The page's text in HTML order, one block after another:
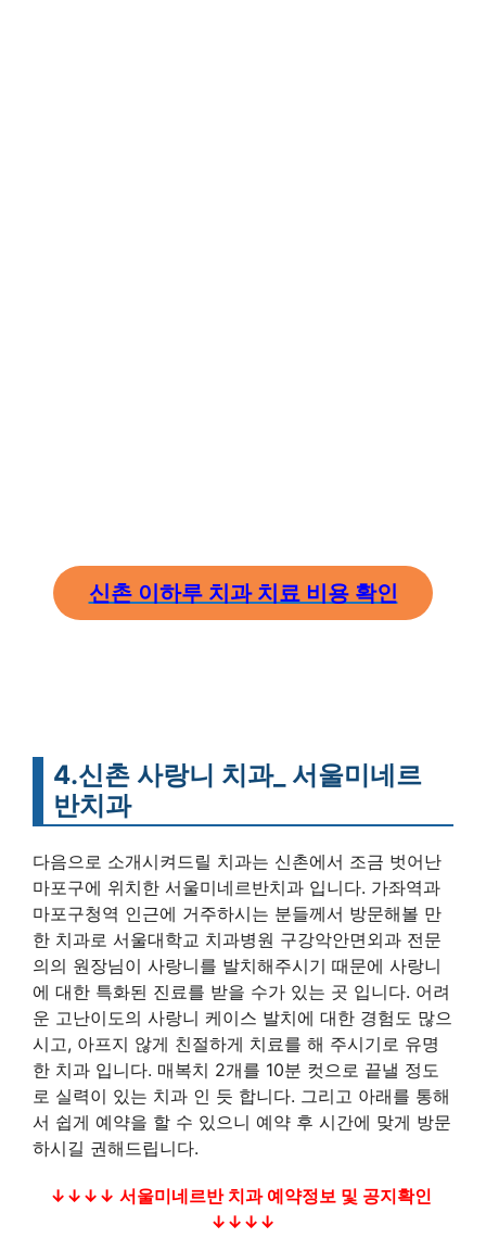
신촌 이하루 치과 치료 비용 확인
4.신촌 사랑니 치과_ 서울미네르
반치과
다음으로 소개시켜드릴 치과는 신촌에서 조금 벗어난
마포구에 위치한 서울미네르반치과 입니다. 가좌역과
마포구청역 인근에 거주하시는 분들께서 방문해볼 만
한 치과로 서울대학교 치과병원 구강악안면외과 전문
의의 원장님이 사랑니를 발치해주시기 때문에 사랑니
에 대한 특화된 진료를 받을 수가 있는 곳 입니다. 어려
운 고난이도의 사랑니 케이스 발치에 대한 경험도 많으
시고, 아프지 않게 친절하게 치료를 해 주시기로 유명
한 치과 입니다. 매복치 2개를 10분 컷으로 끝낼 정도
로 실력이 있는 치과 인 듯 합니다. 그리고 아래를 통해
서 쉽게 예약을 할 수 있으니 예약 후 시간에 맞게 방문
하시길 권해드립니다.
↓↓↓↓ 서울미네르반 치과 예약정보 및 공지확인
↓↓↓↓